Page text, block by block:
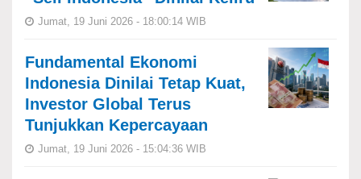
Jumat, 19 Juni 2026 - 18:00:14 WIB
Fundamental Ekonomi
Indonesia Dinilai Tetap Kuat,
Investor Global Terus
Tunjukkan Kepercayaan
Jumat, 19 Juni 2026 - 15:04:36 WIB